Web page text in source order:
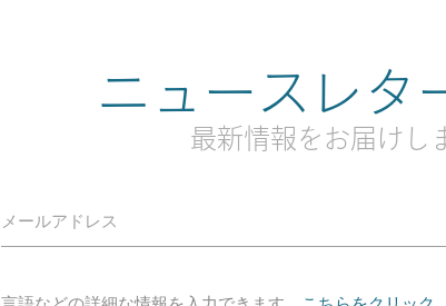
ニュースレタ
最新情報をお届けし
メールアドレス